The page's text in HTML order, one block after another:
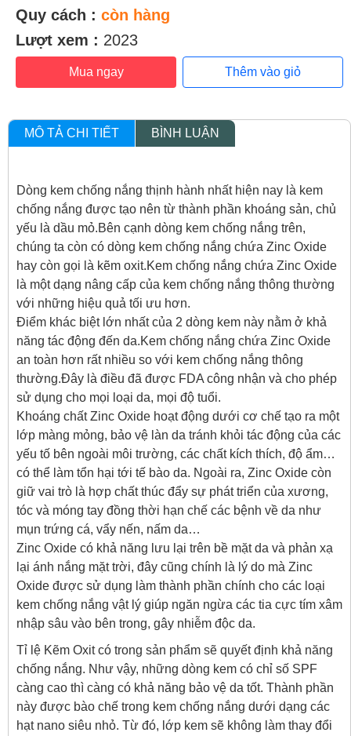
Quy cách : còn hàng
Lượt xem : 2023
Mua ngay Thêm vào giỏ
MÔ TẢ CHI TIẾT BÌNH LUẬN
Dòng kem chống nắng thịnh hành nhất hiện nay là kem
chống nắng được tạo nên từ thành phần khoáng sản, chủ
yếu là dầu mỏ.Bên cạnh dòng kem chống nắng trên,
chúng ta còn có dòng kem chống nắng chứa Zinc Oxide
hay còn gọi là kẽm oxit.Kem chống nắng chứa Zinc Oxide
là một dạng nâng cấp của kem chống nắng thông thường
với những hiệu quả tối ưu hơn.
Điểm khác biệt lớn nhất của 2 dòng kem này nằm ở khả
năng tác động đến da.Kem chống nắng chứa Zinc Oxide
an toàn hơn rất nhiều so với kem chống nắng thông
thường.Đây là điều đã được FDA công nhận và cho phép
sử dụng cho mọi loại da, mọi độ tuổi.
Khoáng chất Zinc Oxide hoạt động dưới cơ chế tạo ra một
lớp màng mỏng, bảo vệ làn da tránh khỏi tác động của các
yếu tố bên ngoài môi trường, các chất kích thích, độ ẩm…
có thể làm tổn hại tới tế bào da. Ngoài ra, Zinc Oxide còn
giữ vai trò là hợp chất thúc đẩy sự phát triển của xương,
tóc và móng tay đồng thời hạn chế các bệnh về da như
mụn trứng cá, vẩy nến, nấm da…
Zinc Oxide có khả năng lưu lại trên bề mặt da và phản xạ
lại ánh nắng mặt trời, đây cũng chính là lý do mà Zinc
Oxide được sử dụng làm thành phần chính cho các loại
kem chống nắng vật lý giúp ngăn ngừa các tia cực tím xâm
nhập sâu vào bên trong, gây nhiễm độc da.
Tỉ lệ Kẽm Oxit có trong sản phẩm sẽ quyết định khả năng
chống nắng. Như vậy, những dòng kem có chỉ số SPF
càng cao thì càng có khả năng bảo vệ da tốt. Thành phần
này được bào chế trong kem chống nắng dưới dạng các
hạt nano siêu nhỏ. Từ đó, lớp kem sẽ không làm thay đổi